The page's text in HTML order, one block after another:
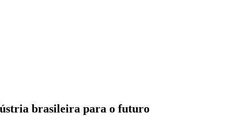
brasileira para o futuro